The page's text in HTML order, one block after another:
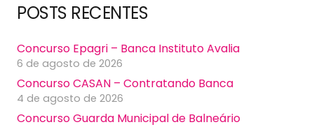
POSTS RECENTES
Concurso Epagri – Banca Instituto Avalia
6 de agosto de 2026
Concurso CASAN – Contratando Banca
4 de agosto de 2026
Concurso Guarda Municipal de Balneário